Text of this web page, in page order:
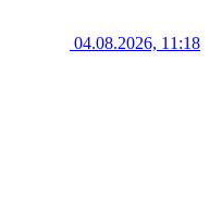
04.08.2026, 11:18